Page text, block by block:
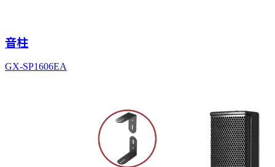
音柱
GX-SP1606EA